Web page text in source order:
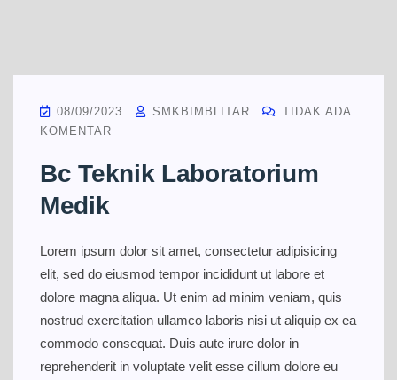
08/09/2023 SMKBIMBLITAR
TIDAK ADA
KOMENTAR
Bc Teknik Laboratorium
Medik
Lorem ipsum dolor sit amet, consectetur adipisicing
elit, sed do eiusmod tempor incididunt ut labore et
dolore magna aliqua. Ut enim ad minim veniam, quis
nostrud exercitation ullamco laboris nisi ut aliquip ex ea
commodo consequat. Duis aute irure dolor in
reprehenderit in voluptate velit esse cillum dolore eu